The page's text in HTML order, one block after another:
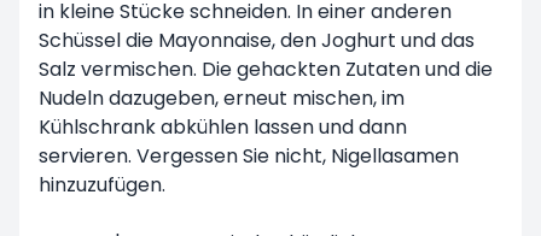
in kleine Stücke schneiden. In einer anderen
Schüssel die Mayonnaise, den Joghurt und das
Salz vermischen. Die gehackten Zutaten und die
Nudeln dazugeben, erneut mischen, im
Kühlschrank abkühlen lassen und dann
servieren. Vergessen Sie nicht, Nigellasamen
hinzuzufügen.